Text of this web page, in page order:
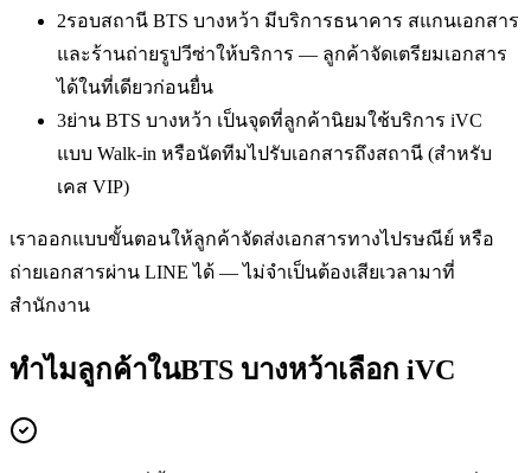
2รอบสถานี BTS บางหว้า มีบริการธนาคาร สแกนเอกสาร
และร้านถ่ายรูปวีซ่าให้บริการ — ลูกค้าจัดเตรียมเอกสาร
ได้ในที่เดียวก่อนยื่น
3ย่าน BTS บางหว้า เป็นจุดที่ลูกค้านิยมใช้บริการ iVC
แบบ Walk-in หรือนัดทีมไปรับเอกสารถึงสถานี (สำหรับ
เคส VIP)
เราออกแบบขั้นตอนให้ลูกค้าจัดส่งเอกสารทางไปรษณีย์ หรือ
ถ่ายเอกสารผ่าน LINE ได้ — ไม่จำเป็นต้องเสียเวลามาที่
สำนักงาน
ทำไมลูกค้าในBTS บางหว้าเลือก iVC